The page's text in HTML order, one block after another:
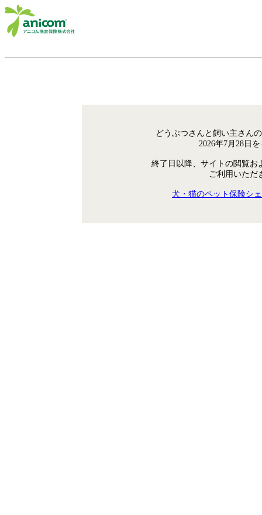
どうぶつさんと飼い主さん
2026年7月28日
終了日以降、サイトの閲覧お
ご利用いただ
犬・猫のペット保険シ